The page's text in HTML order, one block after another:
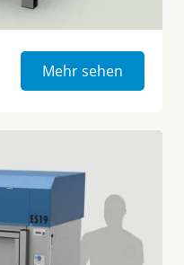
Mehr sehen